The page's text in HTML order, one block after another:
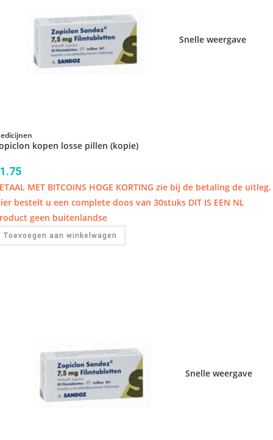
Snelle weergave
kopen losse pillen (kopie)
1.75
MET BITCOINS HOGE KORTING zie bij de betaling de uitleg.
bestelt u een complete doos van 30stuks DIT IS EEN NL
geen buitenlandse
Toevoegen aan winkelwagen
Snelle weergave